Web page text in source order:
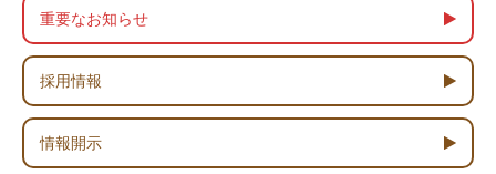
重要なお知らせ
採用情報
情報開示